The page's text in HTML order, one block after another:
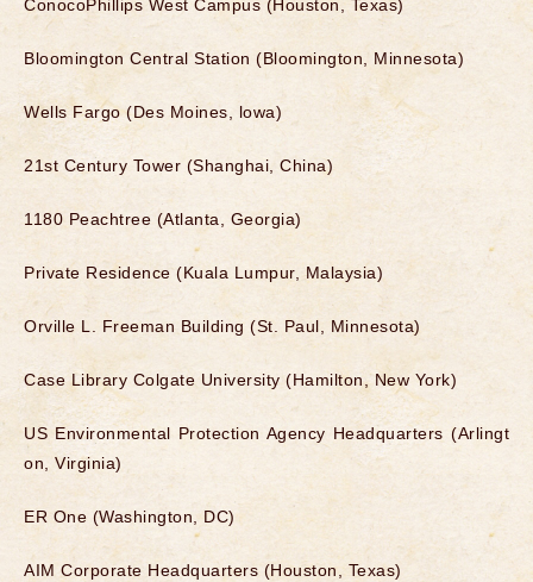
ConocoPhillips West Campus (Houston, Texas)
Bloomington Central Station (Bloomington, Minnesota)
Wells Fargo (Des Moines, lowa)
21st Century Tower (Shanghai, China)
1180 Peachtree (Atlanta, Georgia)
Private Residence (Kuala Lumpur, Malaysia)
Orville L. Freeman Building (St. Paul, Minnesota)
Case Library Colgate University (Hamilton, New York)
US Environmental Protection Agency Headquarters (Arlingt
on, Virginia)
ER One (Washington, DC)
AIM Corporate Headquarters (Houston, Texas)